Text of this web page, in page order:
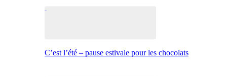
C’est l’été – pause estivale pour les chocolats